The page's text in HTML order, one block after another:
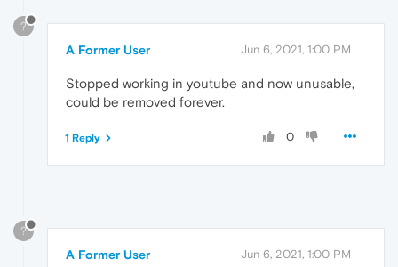
?
A Former User Jun 6, 2021, 1:00 PM
Stopped working in youtube and now unusable,
could be removed forever.
0
1 Reply
?
A Former User Jun 6, 2021, 1:00 PM